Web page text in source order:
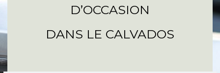
D’OCCASION
DANS LE CALVADOS